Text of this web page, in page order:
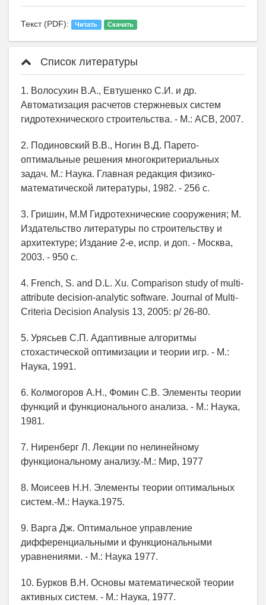
Текст (PDF): Читать Скачать
Список литературы
1. Волосухин В.А., Евтушенко С.И. и др.
Автоматизация расчетов стержневых систем
гидротехнического строительства. - М.: АСВ, 2007.
2. Подиновский В.В., Ногин В.Д. Парето-
оптимальные решения многокритериальных
задач. М.: Наука. Главная редакция физико-
математической литературы, 1982. - 256 с.
3. Гришин, М.М Гидротехнические сооружения; М.
Издательство литературы по строительству и
архитектуре; Издание 2-е, испр. и доп. - Москва,
2003. - 950 c.
4. French, S. and D.L. Xu. Comparison study of multi-
attribute decision-analytic software. Journal of Multi-
Criteria Decision Analysis 13, 2005: p/ 26-80.
5. Урясьев С.П. Адаптивные алгоритмы
стохастической оптимизации и теории игр. - М.:
Наука, 1991.
6. Колмогоров А.Н., Фомин С.В. Элементы теории
функций и функционального анализа. - М.: Наука,
1981.
7. Ниренберг Л. Лекции по нелинейному
функциональному анализу.-М.: Мир, 1977
8. Моисеев Н.Н. Элементы теории оптимальных
систем.-М.: Наука.1975.
9. Варга Дж. Оптимальное управление
дифференциальными и функциональными
уравнениями. - М.: Наука 1977.
10. Бурков В.Н. Основы математической теории
активных систем. - М.: Наука, 1977.